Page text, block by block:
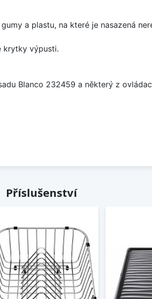
a plastu, na které je nasazená
krytky výpusti.
Blanco 232459 a některý z
Příslušenství